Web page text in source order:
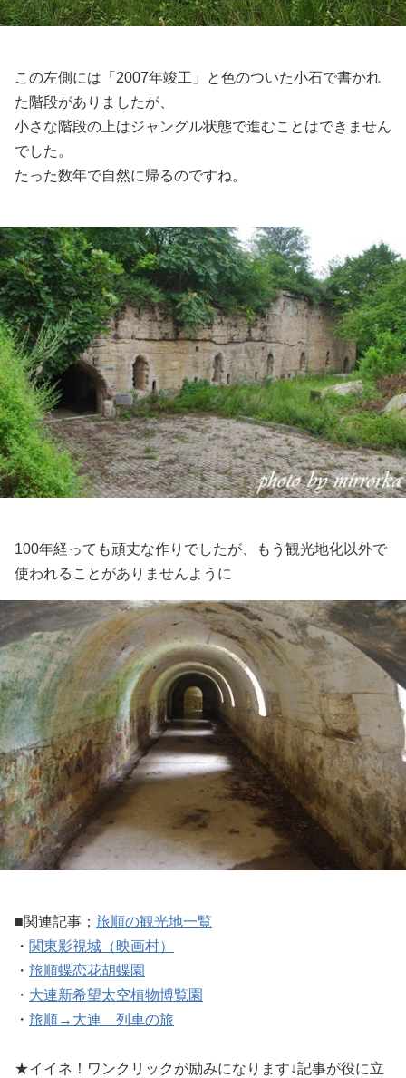
この左側には「2007年竣工」と色のついた小石で書かれ
た階段がありましたが、
小さな階段の上はジャングル状態で進むことはできません
でした。
たった数年で自然に帰るのですね。
100年経っても頑丈な作りでしたが、もう観光地化以外で
使われることがありませんように
■関連記事； 旅順の観光地一覧
・ 関東影視城（映画村）
・ 旅順蝶恋花胡蝶園
・ 大連新希望太空植物博覧園
・ 旅順→大連 列車の旅
★イイネ！ワンクリックが励みになります↓記事が役に立